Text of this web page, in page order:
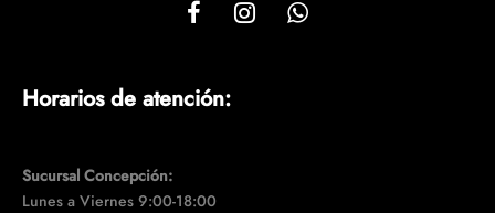
Horarios de atención:
Sucursal Concepción:
Lunes a Viernes 9:00-18:00